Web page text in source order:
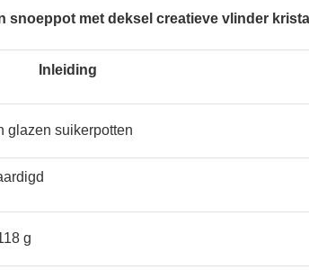
snoeppot met deksel creatieve vlinder
Inleiding
glazen suikerpotten
g